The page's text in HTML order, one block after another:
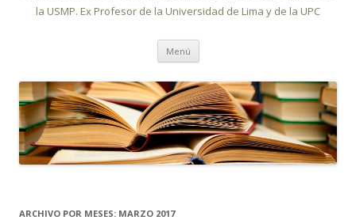
la USMP. Ex Profesor de la Universidad de Lima y de la UPC
Menú Ir
contenido
ARCHIVO POR MESES: MARZO 2017